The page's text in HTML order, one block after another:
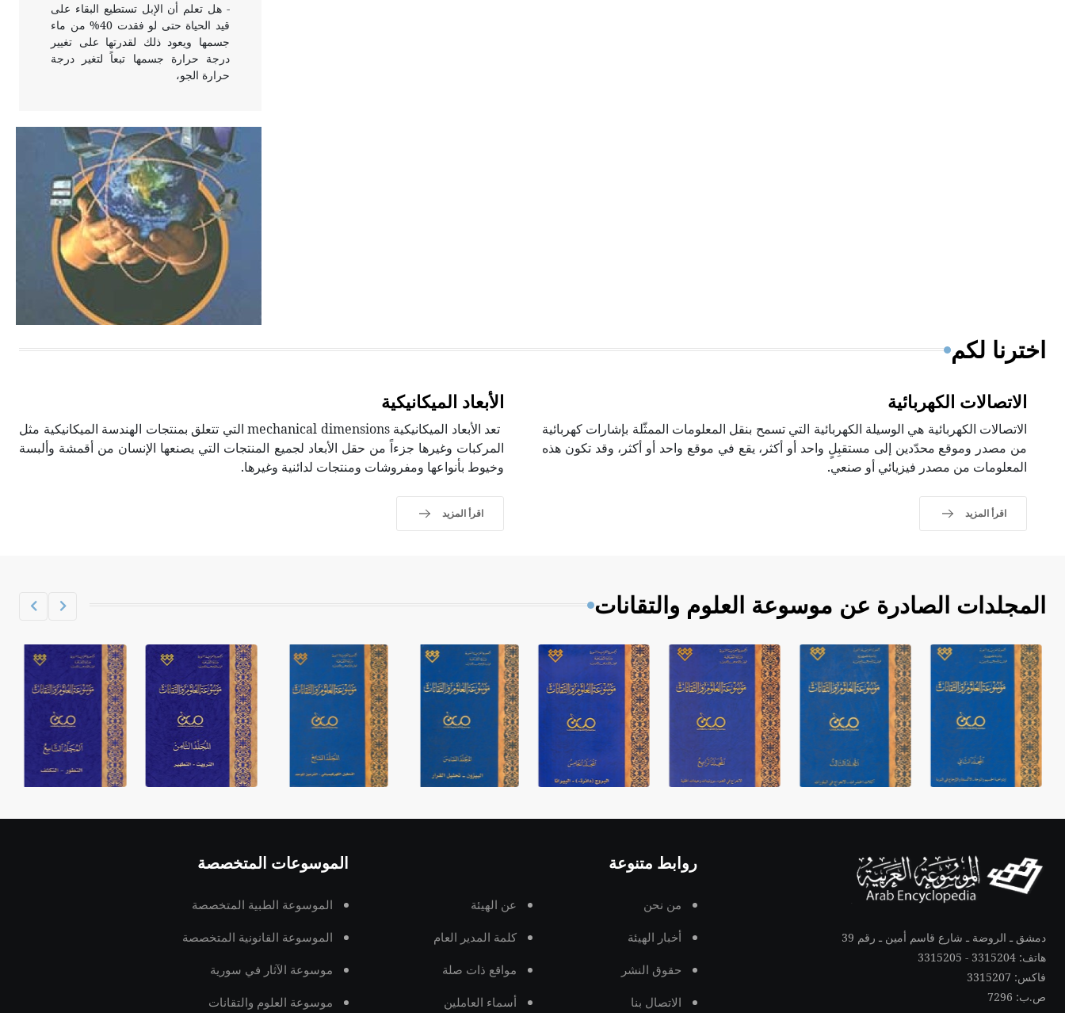
- هل تعلم أن الإبل تستطيع البقاء على
قيد الحياة حتى لو فقدت 40% من ماء
جسمها ويعود ذلك لقدرتها على تغيير
درجة حرارة جسمها تبعاً لتغير درجة
حرارة الجو،
- هل تعلم أن أبقراط كتب في الطب
أربعة مؤلفات هي: الحكم، الأدلة، تنظيم
التغذية، ورسالته في جروح الرأس.
ويعود له الفضل بأنه حرر الطب من
الدين والفلسفة.
- هل تعلم أن المرجان إفراز حيواني
يتكون في البحر ويتركب من مادة
كربونات الكلسيوم، وهو أحمر أو شديد
الحمرة وهو أجود أنواعه، ويمتاز بكبر
الحجم ويسمى الش
اخترنا لكم
الاتصالات الكهربائية
الاتصالات الكهربائية هي الوسيلة الكهربائية التي تسمح بنقل المعلومات الممثّلة بإشارات كهربائية
من مصدر وموقع محدّدين إلى مستقبِلٍ واحد أو أكثر، يقع في موقع واحد أو أكثر، وقد تكون هذه
المعلومات من مصدر فيزيائي أو صنعي.
اقرأ المزيد
الأبعاد الميكانيكية
تعد الأبعاد الميكانيكية mechanical dimensions التي تتعلق بمنتجات الهندسة الميكانيكية مثل
المركبات وغيرها جزءاً من حقل الأبعاد لجميع المنتجات التي يصنعها الإنسان من أقمشة وألبسة
وخيوط بأنواعها ومفروشات ومنتجات لدائنية وغيرها.
اقرأ المزيد
المجلدات الصادرة عن موسوعة العلوم والتقانات
دمشق ـ الروضة ـ شارع قاسم أمين ـ رقم 39
هاتف: 3315204 - 3315205
فاكس: 3315207
ص.ب: 7296
روابط متنوعة
من نحن عن الهيئة
أخبار الهيئة كلمة المدير العام
حقوق النشر مواقع ذات صلة
الاتصال بنا أسماء العاملين
الموسوعات المتخصصة
الموسوعة الطبية المتخصصة
الموسوعة القانونية المتخصصة
موسوعة الآثار في سورية
موسوعة العلوم والتقانات